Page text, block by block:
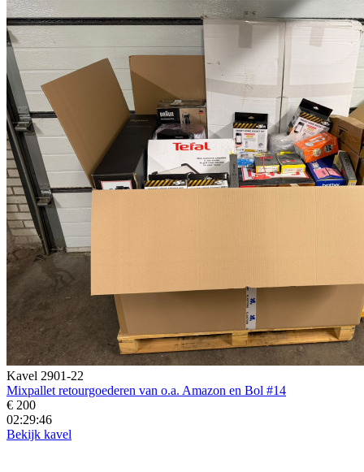
Kavel 2901-22
Mixpallet retourgoederen van o.a. Amazon en Bol #14
€ 200
02:29:45
Bekijk kavel